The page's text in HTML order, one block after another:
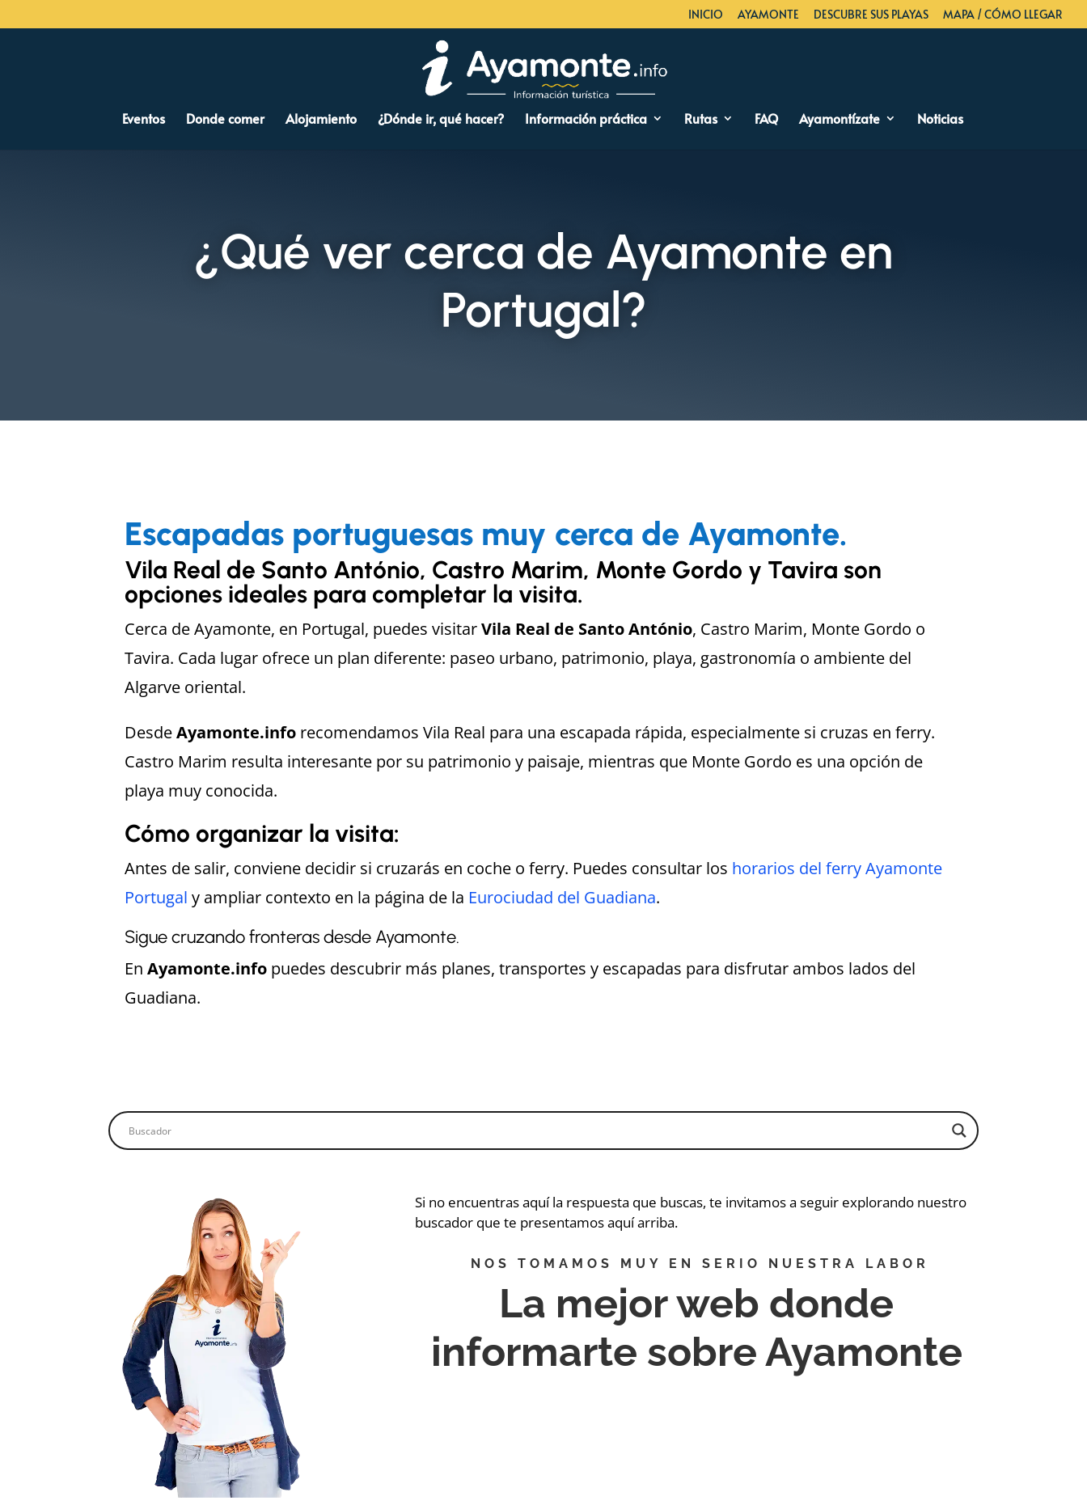
INICIO AYAMONTE DESCUBRE SUS PLAYAS MAPA / CÓMO LLEGAR
Eventos Donde comer Alojamiento ¿Dónde ir, qué hacer? Información práctica Rutas FAQ Ayamontízate Noticias
¿Qué ver cerca de Ayamonte en
Portugal?
Escapadas portuguesas muy cerca de Ayamonte.
Vila Real de Santo António, Castro Marim, Monte Gordo y Tavira son
opciones ideales para completar la visita.
Cerca de Ayamonte, en Portugal, puedes visitarVila Real de Santo António, Castro Marim, Monte Gordo o
Tavira. Cada lugar ofrece un plan diferente: paseo urbano, patrimonio, playa, gastronomía o ambiente del
Algarve oriental.
DesdeAyamonte.info recomendamos Vila Real para una escapada rápida, especialmente si cruzas en ferry.
Castro Marim resulta interesante por su patrimonio y paisaje, mientras que Monte Gordo es una opción de
playa muy conocida.
Cómo organizar la visita:
Antes de salir, conviene decidir si cruzarás en coche o ferry. Puedes consultar los horarios del ferry Ayamonte
Portugal y ampliar contexto en la página de la Eurociudad del Guadiana.
Sigue cruzando fronteras desde Ayamonte.
EnAyamonte.info puedes descubrir más planes, transportes y escapadas para disfrutar ambos lados del
Guadiana.
Si no encuentras aquí la respuesta que buscas, te invitamos a seguir explorando nuestro
buscador que te presentamos aquí arriba.
NOS TOMAMOS MUY EN SERIO NUESTRA LABOR
La mejor web donde
informarte sobre Ayamonte